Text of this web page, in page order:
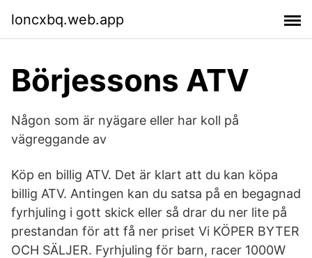
loncxbq.web.app
Börjessons ATV
Någon som är nyägare eller har koll på
vägreggande av
Köp en billig ATV. Det är klart att du kan köpa
billig ATV. Antingen kan du satsa på en begagnad
fyrhjuling i gott skick eller så drar du ner lite på
prestandan för att få ner priset Vi KÖPER BYTER
OCH SÄLJER. Fyrhjuling för barn, racer 1000W